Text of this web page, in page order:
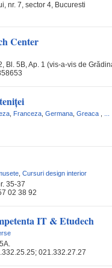
nr. 7, sector 4, Bucuresti
Center
Bl. 5B, Ap. 1 (vis-a-vis de
Franceza Germana Greaca
Cursuri design interior
35-37
02 38 92
IT & Etudech
021.332.27.27